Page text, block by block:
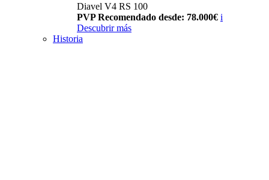
Diavel V4 RS 100
PVP Recomendado desde: 78.000€ i
Descubrir más
Historia